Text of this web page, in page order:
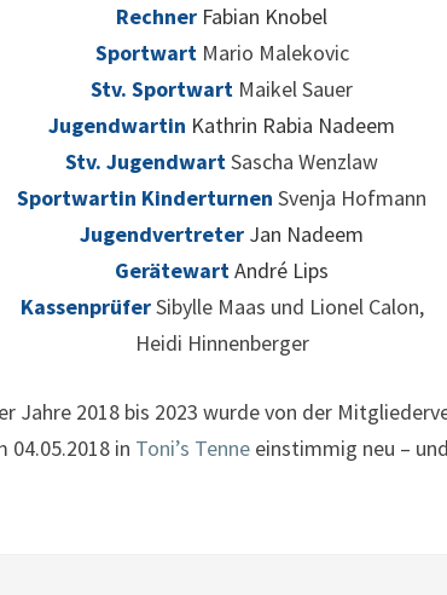
Rechner Fabian Knobel
Sportwart Mario Malekovic
Stv. Sportwart Maikel Sauer
Jugendwartin Kathrin Rabia Nadeem
Stv. Jugendwart Sascha Wenzlaw
Sportwartin Kinderturnen Svenja Hofmann
Jugendvertreter Jan Nadeem
Gerätewart André Lips
KassenprüferSibylle Maas und Lionel Calon,
Heidi Hinnenberger
Jahre 2018 bis 2023 wurde von der
04.05.2018 in Toni’s Tenneeinstimmig neu –